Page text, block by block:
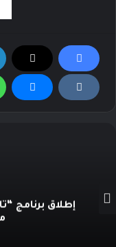
إطلاق برنامج